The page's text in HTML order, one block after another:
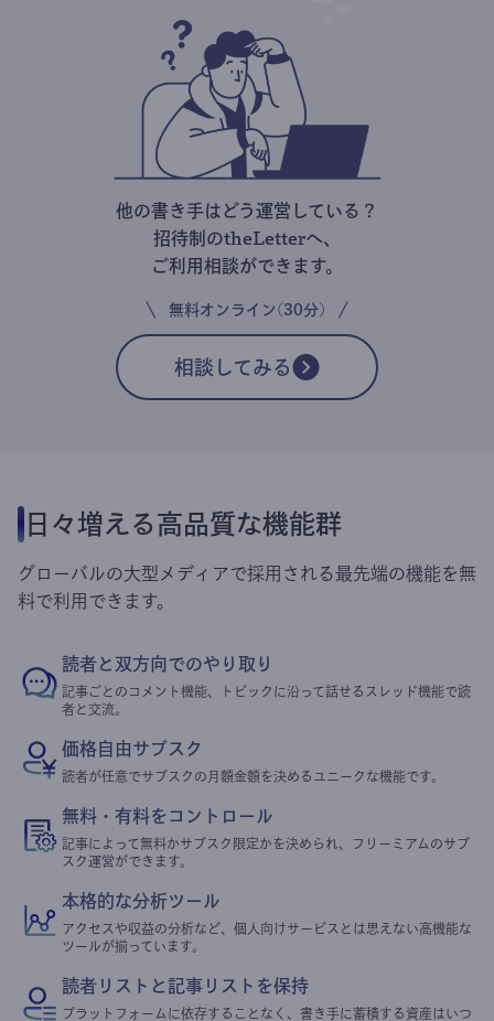
他の書き手はどう運営している？
招待制のtheLetterへ、
ご利用相談ができます。
無料オンライン(30分)
相談してみる
日々増える高品質な機能群
グローバルの大型メディアで採用される最先端の機能を無
料で利用できます。
読者と双方向でのやり取り
記事ごとのコメント機能、トピックに沿って話せるスレッド機能で読
者と交流。
価格自由サブスク
読者が任意でサブスクの月額金額を決めるユニークな機能です。
無料・有料をコントロール
記事によって無料かサブスク限定かを決められ、フリーミアムのサブ
スク運営ができます。
本格的な分析ツール
アクセスや収益の分析など、個人向けサービスとは思えない高機能な
ツールが揃っています。
読者リストと記事リストを保持
プラットフォームに依存することなく、書き手に蓄積する資産はいつ